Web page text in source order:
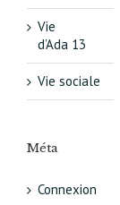
Vie
d’Ada 13
Vie sociale
Méta
Connexion